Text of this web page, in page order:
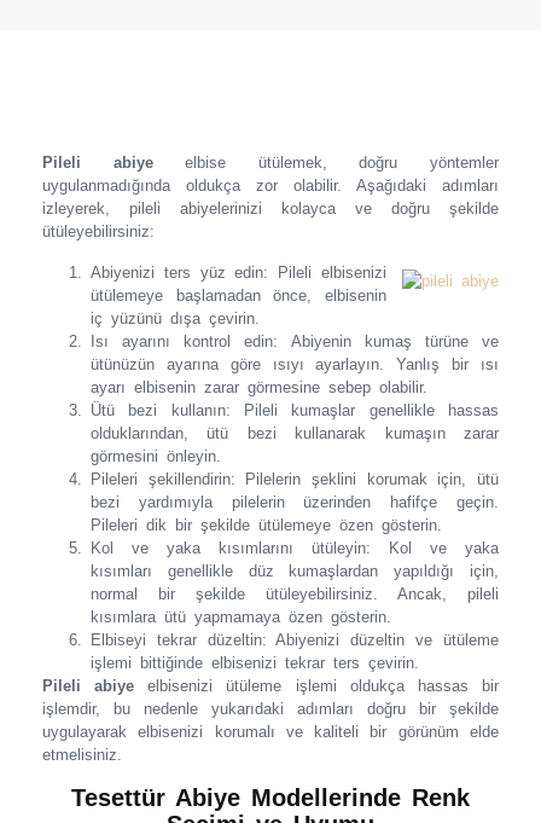
Pileli abiyeelbise ütülemek, doğru yöntemler
uygulanmadığında oldukça zor olabilir. Aşağıdaki adımları
izleyerek, pileli abiyelerinizi kolayca ve doğru şekilde
ütüleyebilirsiniz:
Abiyenizi ters yüz edin: Pileli elbisenizi
ütülemeye başlamadan önce, elbisenin
iç yüzünü dışa çevirin.
Isı ayarını kontrol edin: Abiyenin kumaş türüne ve
ütünüzün ayarına göre ısıyı ayarlayın. Yanlış bir ısı
ayarı elbisenin zarar görmesine sebep olabilir.
Ütü bezi kullanın: Pileli kumaşlar genellikle hassas
olduklarından, ütü bezi kullanarak kumaşın zarar
görmesini önleyin.
Pileleri şekillendirin: Pilelerin şeklini korumak için, ütü
bezi yardımıyla pilelerin üzerinden hafifçe geçin.
Pileleri dik bir şekilde ütülemeye özen gösterin.
Kol ve yaka kısımlarını ütüleyin: Kol ve yaka
kısımları genellikle düz kumaşlardan yapıldığı için,
normal bir şekilde ütüleyebilirsiniz. Ancak, pileli
kısımlara ütü yapmamaya özen gösterin.
Elbiseyi tekrar düzeltin: Abiyenizi düzeltin ve ütüleme
işlemi bittiğinde elbisenizi tekrar ters çevirin.
Pileli abiye elbisenizi ütüleme işlemi oldukça hassas bir
işlemdir, bu nedenle yukarıdaki adımları doğru bir şekilde
uygulayarak elbisenizi korumalı ve kaliteli bir görünüm elde
etmelisiniz.
Tesettür Abiye Modellerinde Renk